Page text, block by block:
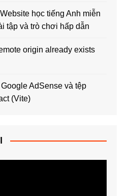
học tiếng Anh miễn
tập và trò chơi hấp dẫn
origin already exists
AdSense và tệp
(Vite)